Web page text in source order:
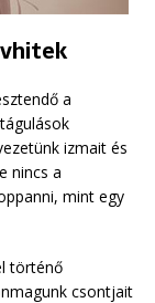
a
izmait és
nincs a
mint egy
történő
csontjait